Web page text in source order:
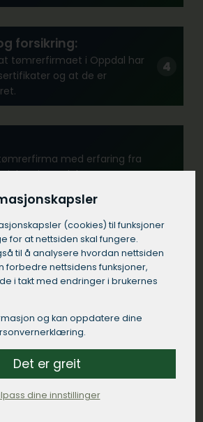
forsikring:
tømrerfirmaet i Oppdal har
og at de er
med erfaring fra
i Oppdal.
i Oppdal som
og responderer raskt på
i Oppdal kommer med en
kontrakt som spesifiserer
skal utføres, materialer som skal
(cookies) til funksjoner
for at nettsiden skal fungere.
til å analysere hvordan nettsiden
forbedre nettsidens funksjoner,
i takt med endringer i brukernes
og kan oppdatere dine
Det er greit
dine innstillinger